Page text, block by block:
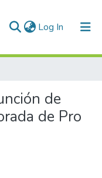
Log In (current)
de
de Pro